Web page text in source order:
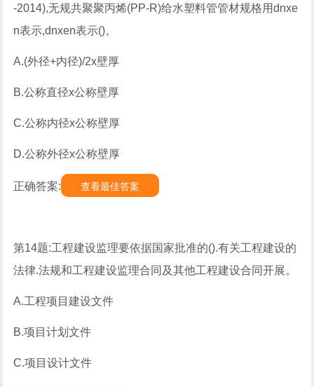
-2014),无规共聚聚丙烯(PP-R)给水塑料管管材规格用dnxe
n表示,dnxen表示()。
A.(外径+内径)/2x壁厚
B.公称直径x公称壁厚
C.公称内径x公称壁厚
D.公称外径x公称壁厚
正确答案: 查看最佳答案
第14题:工程建设监理要依据国家批准的().有关工程建设的
法律.法规和工程建设监理合同及其他工程建设合同开展。
A.工程项目建设文件
B.项目计划文件
C.项目设计文件